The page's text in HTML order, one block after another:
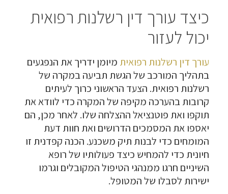
כיצד עורך דין רשלנות רפואית
יכול לעזור
עורך דין רשלנות רפואית מיומן ידריך את הנפגעים
בתהליך המורכב של הגשת תביעה במקרה של
רשלנות רפואית. הצעד הראשוני כרוך לעיתים
קרובות בהערכה מקיפה של המקרה כדי לוודא את
תוקפו ואת פוטנציאל ההצלחה שלו. לאחר מכן, הם
יאספו את המסמכים הדרושים ואת חוות דעת
המומחים כדי לבנות תיק משכנע. הכנה קפדנית זו
חיונית כדי להמחיש כיצד פעולותיו של רופא
השיניים חרגו ממנהגי הטיפול המקובלים וגרמו
ישירות לסבלו של המטופל.